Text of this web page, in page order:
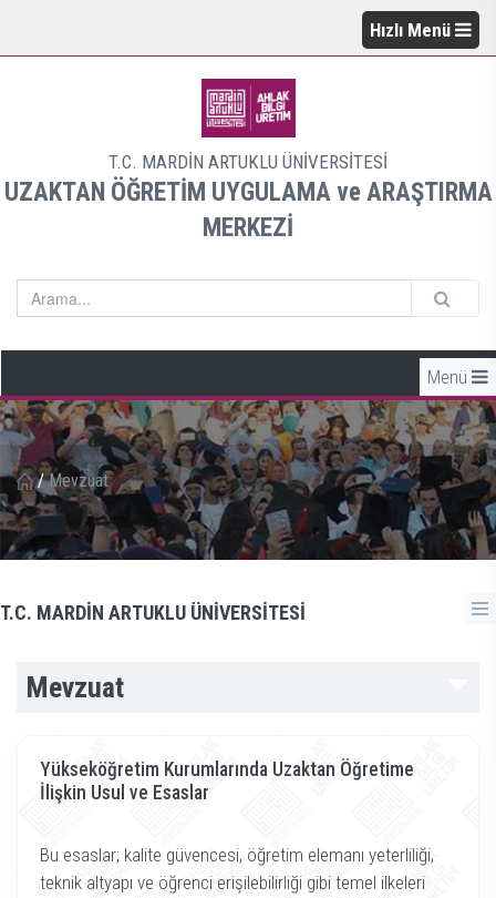
Hızlı Menü
T.C. MARDİN ARTUKLU ÜNİVERSİTESİ
UZAKTAN ÖĞRETİM UYGULAMA ve ARAŞTIRMA
MERKEZİ
Menü
/ Mevzuat
T.C. MARDİN ARTUKLU ÜNİVERSİTESİ
Mevzuat
Yükseköğretim Kurumlarında Uzaktan Öğretime
İlişkin Usul ve Esaslar
Bu esaslar; kalite güvencesi, öğretim elemanı yeterliliği,
teknik altyapı ve öğrenci erişilebilirliği gibi temel ilkeleri